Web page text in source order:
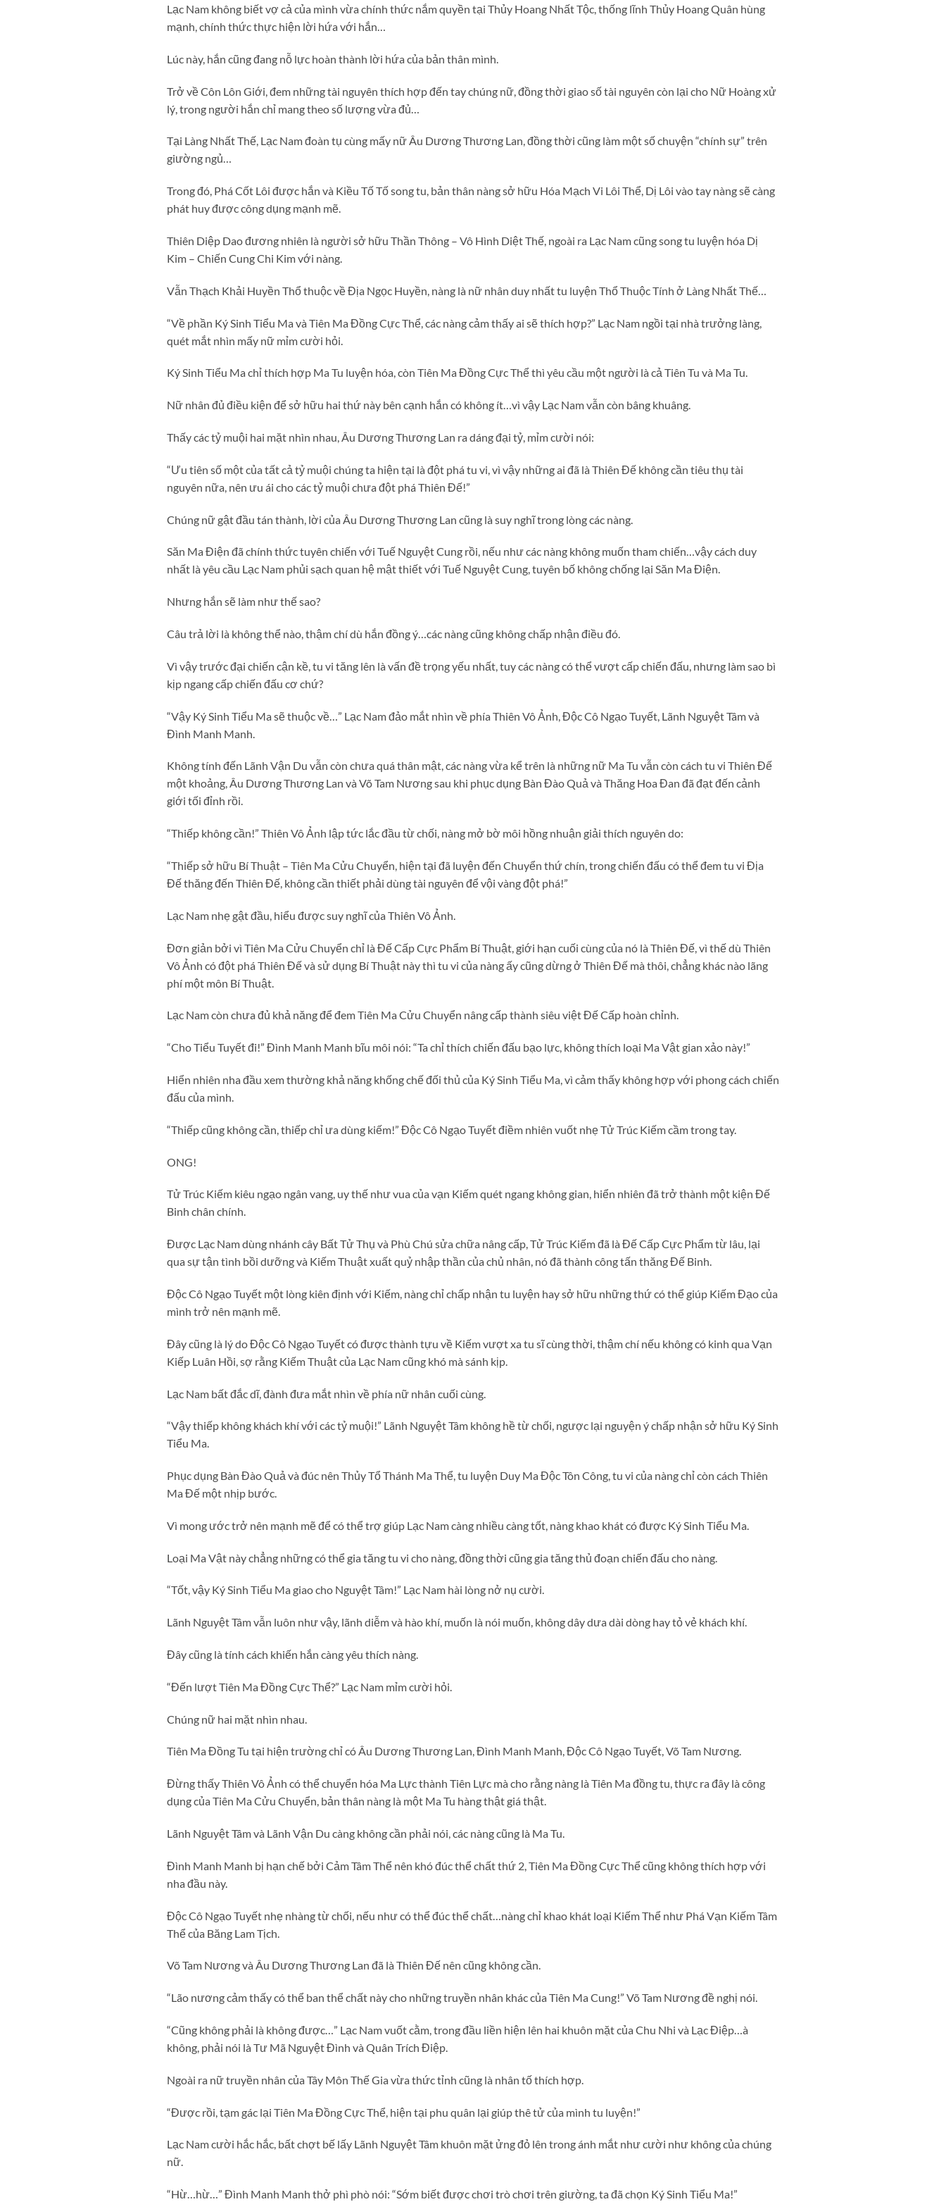
Lạc Nam không biết vợ cả của mình vừa chính thức nắm quyền tại Thủy Hoang Nhất Tộc, thống lĩnh Thủy Hoang Quân hùng
mạnh, chính thức thực hiện lời hứa với hắn…
Lúc này, hắn cũng đang nỗ lực hoàn thành lời hứa của bản thân mình.
Trở về Côn Lôn Giới, đem những tài nguyên thích hợp đến tay chúng nữ, đồng thời giao số tài nguyên còn lại cho Nữ Hoàng xử
lý, trong người hắn chỉ mang theo số lượng vừa đủ…
Tại Làng Nhất Thế, Lạc Nam đoàn tụ cùng mấy nữ Âu Dương Thương Lan, đồng thời cũng làm một số chuyện “chính sự” trên
giường ngủ…
Trong đó, Phá Cốt Lôi được hắn và Kiều Tố Tố song tu, bản thân nàng sở hữu Hóa Mạch Vi Lôi Thể, Dị Lôi vào tay nàng sẽ càng
phát huy được công dụng mạnh mẽ.
Thiên Diệp Dao đương nhiên là người sở hữu Thần Thông – Vô Hình Diệt Thế, ngoài ra Lạc Nam cũng song tu luyện hóa Dị
Kim – Chiến Cung Chi Kim với nàng.
Vẫn Thạch Khải Huyền Thổ thuộc về Địa Ngọc Huyền, nàng là nữ nhân duy nhất tu luyện Thổ Thuộc Tính ở Làng Nhất Thế…
“Về phần Ký Sinh Tiểu Ma và Tiên Ma Đồng Cực Thể, các nàng cảm thấy ai sẽ thích hợp?” Lạc Nam ngồi tại nhà trưởng làng,
quét mắt nhìn mấy nữ mỉm cười hỏi.
Ký Sinh Tiểu Ma chỉ thích hợp Ma Tu luyện hóa, còn Tiên Ma Đồng Cực Thể thì yêu cầu một người là cả Tiên Tu và Ma Tu.
Nữ nhân đủ điều kiện để sở hữu hai thứ này bên cạnh hắn có không ít…vì vậy Lạc Nam vẫn còn bâng khuâng.
Thấy các tỷ muội hai mặt nhìn nhau, Âu Dương Thương Lan ra dáng đại tỷ, mỉm cười nói:
“Ưu tiên số một của tất cả tỷ muội chúng ta hiện tại là đột phá tu vi, vì vậy những ai đã là Thiên Đế không cần tiêu thụ tài
nguyên nữa, nên ưu ái cho các tỷ muội chưa đột phá Thiên Đế!”
Chúng nữ gật đầu tán thành, lời của Âu Dương Thương Lan cũng là suy nghĩ trong lòng các nàng.
Săn Ma Điện đã chính thức tuyên chiến với Tuế Nguyệt Cung rồi, nếu như các nàng không muốn tham chiến…vậy cách duy
nhất là yêu cầu Lạc Nam phủi sạch quan hệ mật thiết với Tuế Nguyệt Cung, tuyên bố không chống lại Săn Ma Điện.
Nhưng hắn sẽ làm như thế sao?
Câu trả lời là không thể nào, thậm chí dù hắn đồng ý…các nàng cũng không chấp nhận điều đó.
Vì vậy trước đại chiến cận kề, tu vi tăng lên là vấn đề trọng yếu nhất, tuy các nàng có thể vượt cấp chiến đấu, nhưng làm sao bì
kịp ngang cấp chiến đấu cơ chứ?
“Vậy Ký Sinh Tiểu Ma sẽ thuộc về…” Lạc Nam đảo mắt nhìn về phía Thiên Vô Ảnh, Độc Cô Ngạo Tuyết, Lãnh Nguyệt Tâm và
Đình Manh Manh.
Không tính đến Lãnh Vận Du vẫn còn chưa quá thân mật, các nàng vừa kể trên là những nữ Ma Tu vẫn còn cách tu vi Thiên Đế
một khoảng, Âu Dương Thương Lan và Võ Tam Nương sau khi phục dụng Bàn Đào Quả và Thăng Hoa Đan đã đạt đến cảnh
giới tối đỉnh rồi.
“Thiếp không cần!” Thiên Vô Ảnh lập tức lắc đầu từ chối, nàng mở bờ môi hồng nhuận giải thích nguyên do:
“Thiếp sở hữu Bí Thuật – Tiên Ma Cửu Chuyển, hiện tại đã luyện đến Chuyển thứ chín, trong chiến đấu có thể đem tu vi Địa
Đế thăng đến Thiên Đế, không cần thiết phải dùng tài nguyên để vội vàng đột phá!”
Lạc Nam nhẹ gật đầu, hiểu được suy nghĩ của Thiên Vô Ảnh.
Đơn giản bởi vì Tiên Ma Cửu Chuyển chỉ là Đế Cấp Cực Phẩm Bí Thuật, giới hạn cuối cùng của nó là Thiên Đế, vì thế dù Thiên
Vô Ảnh có đột phá Thiên Đế và sử dụng Bí Thuật này thì tu vi của nàng ấy cũng dừng ở Thiên Đế mà thôi, chẳng khác nào lãng
phí một môn Bí Thuật.
Lạc Nam còn chưa đủ khả năng để đem Tiên Ma Cửu Chuyển nâng cấp thành siêu việt Đế Cấp hoàn chỉnh.
“Cho Tiểu Tuyết đi!” Đình Manh Manh bĩu môi nói: “Ta chỉ thích chiến đấu bạo lực, không thích loại Ma Vật gian xảo này!”
Hiển nhiên nha đầu xem thường khả năng khống chế đối thủ của Ký Sinh Tiểu Ma, vì cảm thấy không hợp với phong cách chiến
đấu của mình.
“Thiếp cũng không cần, thiếp chỉ ưa dùng kiếm!” Độc Cô Ngạo Tuyết điềm nhiên vuốt nhẹ Tử Trúc Kiếm cầm trong tay.
ONG!
Tử Trúc Kiếm kiêu ngạo ngân vang, uy thế như vua của vạn Kiếm quét ngang không gian, hiển nhiên đã trở thành một kiện Đế
Binh chân chính.
Được Lạc Nam dùng nhánh cây Bất Tử Thụ và Phù Chú sửa chữa nâng cấp, Tử Trúc Kiếm đã là Đế Cấp Cực Phẩm từ lâu, lại
qua sự tận tình bồi dưỡng và Kiếm Thuật xuất quỷ nhập thần của chủ nhân, nó đã thành công tấn thăng Đế Binh.
Độc Cô Ngạo Tuyết một lòng kiên định với Kiếm, nàng chỉ chấp nhận tu luyện hay sở hữu những thứ có thể giúp Kiếm Đạo của
mình trở nên mạnh mẽ.
Đây cũng là lý do Độc Cô Ngạo Tuyết có được thành tựu về Kiếm vượt xa tu sĩ cùng thời, thậm chí nếu không có kinh qua Vạn
Kiếp Luân Hồi, sợ rằng Kiếm Thuật của Lạc Nam cũng khó mà sánh kịp.
Lạc Nam bất đắc dĩ, đành đưa mắt nhìn về phía nữ nhân cuối cùng.
“Vậy thiếp không khách khí với các tỷ muội!” Lãnh Nguyệt Tâm không hề từ chối, ngược lại nguyện ý chấp nhận sở hữu Ký Sinh
Tiểu Ma.
Phục dụng Bàn Đào Quả và đúc nên Thủy Tổ Thánh Ma Thể, tu luyện Duy Ma Độc Tôn Công, tu vi của nàng chỉ còn cách Thiên
Ma Đế một nhịp bước.
Vì mong ước trở nên mạnh mẽ để có thể trợ giúp Lạc Nam càng nhiều càng tốt, nàng khao khát có được Ký Sinh Tiểu Ma.
Loại Ma Vật này chẳng những có thể gia tăng tu vi cho nàng, đồng thời cũng gia tăng thủ đoạn chiến đấu cho nàng.
“Tốt, vậy Ký Sinh Tiểu Ma giao cho Nguyệt Tâm!” Lạc Nam hài lòng nở nụ cười.
Lãnh Nguyệt Tâm vẫn luôn như vậy, lãnh diễm và hào khí, muốn là nói muốn, không dây dưa dài dòng hay tỏ vẻ khách khí.
Đây cũng là tính cách khiến hắn càng yêu thích nàng.
“Đến lượt Tiên Ma Đồng Cực Thể?” Lạc Nam mỉm cười hỏi.
Chúng nữ hai mặt nhìn nhau.
Tiên Ma Đồng Tu tại hiện trường chỉ có Âu Dương Thương Lan, Đình Manh Manh, Độc Cô Ngạo Tuyết, Võ Tam Nương.
Đừng thấy Thiên Vô Ảnh có thể chuyển hóa Ma Lực thành Tiên Lực mà cho rằng nàng là Tiên Ma đồng tu, thực ra đây là công
dụng của Tiên Ma Cửu Chuyển, bản thân nàng là một Ma Tu hàng thật giá thật.
Lãnh Nguyệt Tâm và Lãnh Vận Du càng không cần phải nói, các nàng cũng là Ma Tu.
Đình Manh Manh bị hạn chế bởi Cảm Tâm Thể nên khó đúc thể chất thứ 2, Tiên Ma Đồng Cực Thể cũng không thích hợp với
nha đầu này.
Độc Cô Ngạo Tuyết nhẹ nhàng từ chối, nếu như có thể đúc thể chất…nàng chỉ khao khát loại Kiếm Thể như Phá Vạn Kiếm Tâm
Thể của Băng Lam Tịch.
Võ Tam Nương và Âu Dương Thương Lan đã là Thiên Đế nên cũng không cần.
“Lão nương cảm thấy có thể ban thể chất này cho những truyền nhân khác của Tiên Ma Cung!” Võ Tam Nương đề nghị nói.
“Cũng không phải là không được…” Lạc Nam vuốt cằm, trong đầu liền hiện lên hai khuôn mặt của Chu Nhi và Lạc Điệp…à
không, phải nói là Tư Mã Nguyệt Đình và Quân Trích Điệp.
Ngoài ra nữ truyền nhân của Tây Môn Thế Gia vừa thức tỉnh cũng là nhân tố thích hợp.
“Được rồi, tạm gác lại Tiên Ma Đồng Cực Thể, hiện tại phu quân lại giúp thê tử của mình tu luyện!”
Lạc Nam cười hắc hắc, bất chợt bế lấy Lãnh Nguyệt Tâm khuôn mặt ửng đỏ lên trong ánh mắt như cười như không của chúng
nữ.
“Hừ…hừ…” Đình Manh Manh thở phì phò nói: “Sớm biết được chơi trò chơi trên giường, ta đã chọn Ký Sinh Tiểu Ma!”